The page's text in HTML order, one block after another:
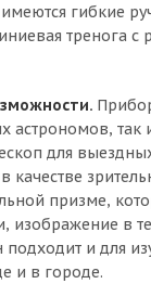
гибкие
тренога с
астрономов, так
для
качестве
призме,
изображение в
и для
и в городе.